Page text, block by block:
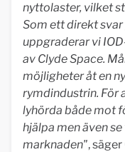
nyttolaster, vilket
Som ett direkt
uppgraderar vi
av Clyde Space.
möjligheter åt en
rymdindustrin. För
lyhörda både mot
hjälpa men även
marknaden",